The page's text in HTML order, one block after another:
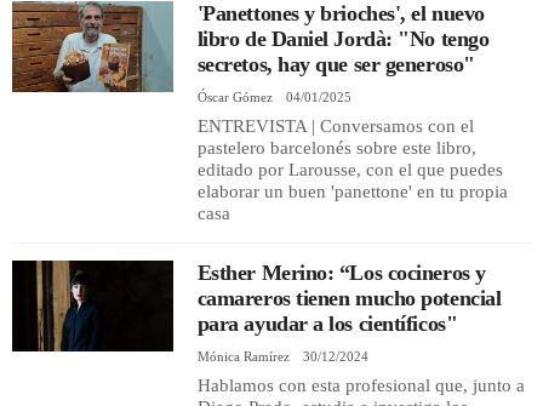
'Panettones y brioches', el nuevo
libro de Daniel Jordà: "No tengo
secretos, hay que ser generoso"
Óscar Gómez 04/01/2025
ENTREVISTA | Conversamos con el
pastelero barcelonés sobre este libro,
editado por Larousse, con el que puedes
elaborar un buen 'panettone' en tu propia
casa
Esther Merino: “Los cocineros y
camareros tienen mucho potencial
para ayudar a los científicos"
Mónica Ramírez 30/12/2024
Hablamos con esta profesional que, junto a